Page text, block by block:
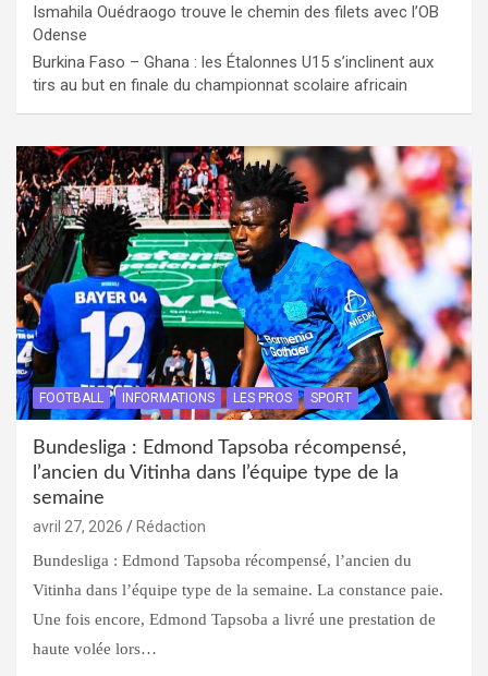
Ismahila Ouédraogo trouve le chemin des filets avec l’OB
Odense
Burkina Faso – Ghana : les Étalonnes U15 s’inclinent aux
tirs au but en finale du championnat scolaire africain
FOOTBALL INFORMATIONS LES PROS SPORT
Bundesliga : Edmond Tapsoba récompensé,
l’ancien du Vitinha dans l’équipe type de la
semaine
avril 27, 2026
Rédaction
Bundesliga : Edmond Tapsoba récompensé, l’ancien du
Vitinha dans l’équipe type de la semaine. La constance paie.
Une fois encore, Edmond Tapsoba a livré une prestation de
haute volée lors…